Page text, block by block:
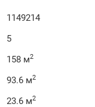
1149214
5
158 м2
93.6 м2
23.6 м2